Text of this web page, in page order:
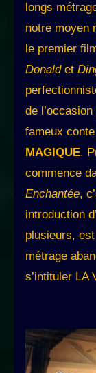
longs
notre moyen
le premier
Donaldet
de
fameux
MAGIQUE.
commence
Enchantée,
introduction
plusieurs,
métrage
s’intituler LA